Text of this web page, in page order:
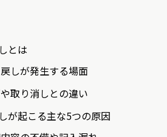
とは
しが発生する場面
取り消しとの違い
が起こる主な5つの原因